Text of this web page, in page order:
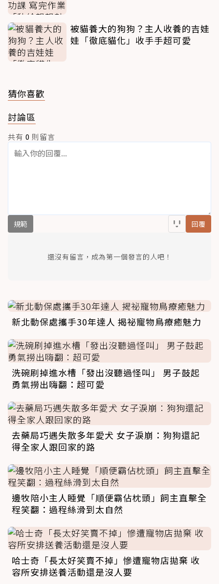
被貓養大的狗狗？主人收養的吉娃
娃「徹底貓化」收手手超可愛
猜你喜歡
討論區
共有 0 則留言
規範 回覆
還沒有留言，成為第一個發言的人吧！
新北動保處攜手30年達人 揭祕寵物鳥療癒魅力
洗碗刷掉進水槽「發出沒聽過怪叫」 男子鼓起
勇氣撈出嗨翻：超可愛
去藥局巧遇失散多年愛犬 女子淚崩：狗狗還記
得全家人跟回家的路
邊牧陪小主人睡覺「順便霸佔枕頭」飼主直擊全
程笑翻：過程絲滑到太自然
哈士奇「長太好笑賣不掉」慘遭寵物店拋棄 收
容所安排送養活動還是沒人要